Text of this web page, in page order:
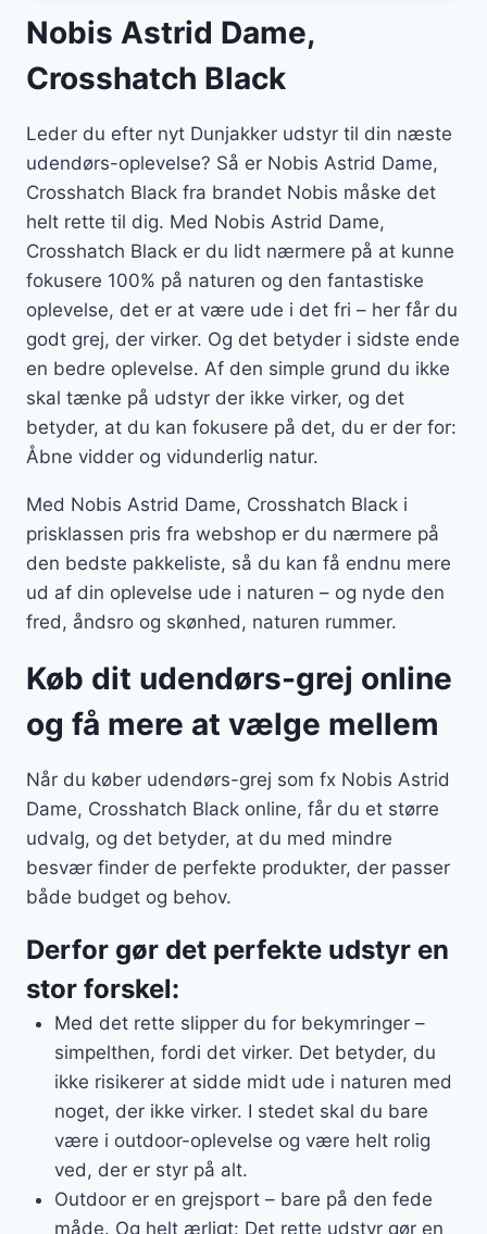
Nobis Astrid Dame,
Crosshatch Black
Leder du efter nyt Dunjakker udstyr til din næste
udendørs-oplevelse? Så er Nobis Astrid Dame,
Crosshatch Black fra brandet Nobis måske det
helt rette til dig. Med Nobis Astrid Dame,
Crosshatch Black er du lidt nærmere på at kunne
fokusere 100% på naturen og den fantastiske
oplevelse, det er at være ude i det fri – her får du
godt grej, der virker. Og det betyder i sidste ende
en bedre oplevelse. Af den simple grund du ikke
skal tænke på udstyr der ikke virker, og det
betyder, at du kan fokusere på det, du er der for:
Åbne vidder og vidunderlig natur.
Med Nobis Astrid Dame, Crosshatch Black i
prisklassen pris fra webshop er du nærmere på
den bedste pakkeliste, så du kan få endnu mere
ud af din oplevelse ude i naturen – og nyde den
fred, åndsro og skønhed, naturen rummer.
Køb dit udendørs-grej online
og få mere at vælge mellem
Når du køber udendørs-grej som fx Nobis Astrid
Dame, Crosshatch Black online, får du et større
udvalg, og det betyder, at du med mindre
besvær finder de perfekte produkter, der passer
både budget og behov.
Derfor gør det perfekte udstyr en
stor forskel:
Med det rette slipper du for bekymringer –
simpelthen, fordi det virker. Det betyder, du
ikke risikerer at sidde midt ude i naturen med
noget, der ikke virker. I stedet skal du bare
være i outdoor-oplevelse og være helt rolig
ved, der er styr på alt.
Outdoor er en grejsport – bare på den fede
måde. Og helt ærligt: Det rette udstyr gør en